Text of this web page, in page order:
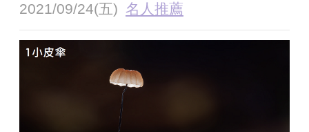
2021/09/24(五) 名人推薦